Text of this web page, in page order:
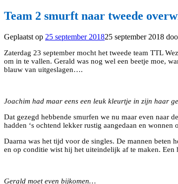
Team 2 smurft naar tweede
Geplaatst op 25 september 201825 september 2018
Zaterdag 23 september mocht het tweede team TTL
om in te vallen. Gerald was nog wel een beetje moe,
blauw van uitgeslagen….
Joachim had maar eens een leuk kleurtje in zijn haar
Dat gezegd hebbende smurfen we nu maar even naar
hadden ‘s ochtend lekker rustig aangedaan en wonnen
Daarna was het tijd voor de singles. De mannen beten
en op conditie wist hij het uiteindelijk af te maken. Een
Gerald moet even bijkomen…